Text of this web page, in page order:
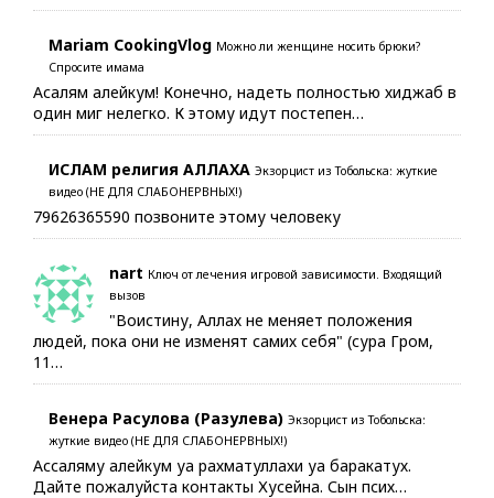
Mariam CookingVlog Можно ли женщине носить брюки?
Спросите имама
Асалям алейкум! Конечно, надеть полностью хиджаб в
один миг нелегко. К этому идут постепен…
ИСЛАМ религия АЛЛАХА Экзорцист из Тобольска: жуткие
видео (НЕ ДЛЯ СЛАБОНЕРВНЫХ!)
79626365590 позвоните этому человеку
nart Ключ от лечения игровой зависимости. Входящий
вызов
"Воистину, Аллах не меняет положения
людей, пока они не изменят самих себя" (сура Гром,
11…
Венера Расулова (Разулева) Экзорцист из Тобольска:
жуткие видео (НЕ ДЛЯ СЛАБОНЕРВНЫХ!)
Ассаляму алейкум уа рахматуллахи уа баракатух.
Дайте пожалуйста контакты Хусейна. Сын псих…